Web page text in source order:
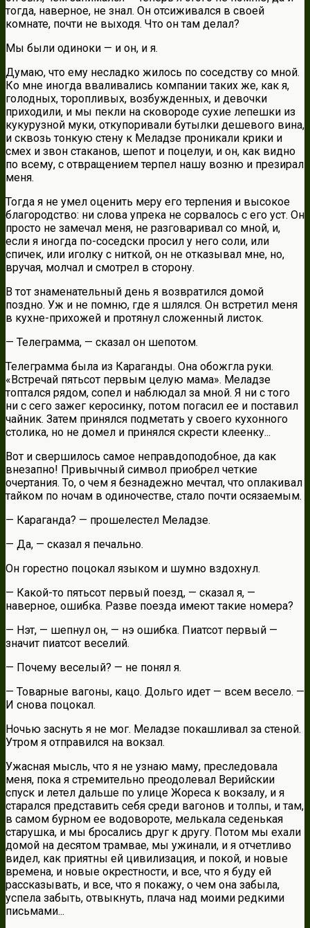
тогда, наверное, не знал. Он отсиживался в своей
комнате, почти не выходя. Что он там делал?
Мы были одиноки — и он, и я.
Думаю, что ему несладко жилось по соседству со мной.
Ко мне иногда вваливались компании таких же, как я,
голодных, торопливых, возбужденных, и девочки
приходили, и мы пекли на сковороде сухие лепешки из
кукурузной муки, откупоривали бутылки дешевого вина,
и сквозь тонкую стену к Меладзе проникали крики и
смех и звон стаканов, шепот и поцелуи, и он, как видно
по всему, с отвращением терпел нашу возню и презирал
меня.
Тогда я не умел оценить меру его терпения и высокое
благородство: ни слова упрека не сорвалось с его уст. Он
просто не замечал меня, не разговаривал со мной, и,
если я иногда по-соседски просил у него соли, или
спичек, или иголку с ниткой, он не отказывал мне, но,
вручая, молчал и смотрел в сторону.
В тот знаменательный день я возвратился домой
поздно. Уж и не помню, где я шлялся. Он встретил меня
в кухне-прихожей и протянул сложенный листок.
— Телеграмма, — сказал он шепотом.
Телеграмма была из Караганды. Она обожгла руки.
«Встречай пятьсот первым целую мама». Меладзе
топтался рядом, сопел и наблюдал за мной. Я ни с того
ни с сего зажег керосинку, потом погасил ее и поставил
чайник. Затем принялся подметать у своего кухонного
столика, но не домел и принялся скрести клеенку...
Вот и свершилось самое неправдоподобное, да как
внезапно! Привычный символ приобрел четкие
очертания. То, о чем я безнадежно мечтал, что оплакивал
тайком по ночам в одиночестве, стало почти осязаемым.
— Караганда? — прошелестел Меладзе.
— Да, — сказал я печально.
Он горестно поцокал языком и шумно вздохнул.
— Какой-то пятьсот первый поезд, — сказал я, —
наверное, ошибка. Разве поезда имеют такие номера?
— Нэт, — шепнул он, — нэ ошибка. Пиатсот первый —
значит пиатсот веселий.
— Почему веселый? — не понял я.
— Товарные вагоны, кацо. Дольго идет — всем весело. —
И снова поцокал.
Ночью заснуть я не мог. Меладзе покашливал за стеной.
Утром я отправился на вокзал.
Ужасная мысль, что я не узнаю маму, преследовала
меня, пока я стремительно преодолевал Верийскии
спуск и летел дальше по улице Жореса к вокзалу, и я
старался представить себя среди вагонов и толпы, и там,
в самом бурном ее водовороте, мелькала седенькая
старушка, и мы бросались друг к другу. Потом мы ехали
домой на десятом трамвае, мы ужинали, и я отчетливо
видел, как приятны ей цивилизация, и покой, и новые
времена, и новые окрестности, и все, что я буду ей
рассказывать, и все, что я покажу, о чем она забыла,
успела забыть, отвыкнуть, плача над моими редкими
письмами...